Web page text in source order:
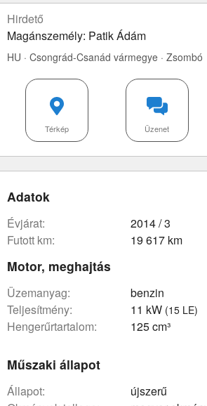
Hirdető
Magánszemély: Patik Ádám
HU · Csongrád-Csanád vármegye · Zsombó
Üzenet
Térkép
Adatok
évjárat:
2014 / 3
futott km:
19 617 km
Motor, meghajtás
üzemanyag:
benzin
teljesítmény:
11 kW (15 LE)
hengerűrtartalom: 125 cm³
Műszaki állapot
állapot:
újszerű